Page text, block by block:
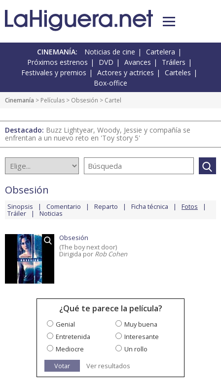
CINEMANÍA: Noticias de cine
Cartelera
Próximos estrenos
DVD Avances
Tráilers
Festivales y premios
Actores y actrices
Carteles
Box-office
Cinemanía > Películas > Obsesión > Cartel
Destacado: Buzz Lightyear, Woody, Jessie y compañía se
enfrentan a un nuevo reto en 'Toy story 5'
Obsesión
Sinopsis Comentario Reparto Ficha técnica Fotos
Tráiler Noticias
Obsesión
(The boy next door)
Dirigida por Rob Cohen
¿Qué te parece la película?
Genial
Muy buena
Entretenida
Interesante
Mediocre
Un rollo
Votar
Ver resultados